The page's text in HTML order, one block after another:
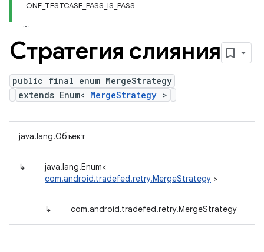
ONE_TESTCASE_PASS_IS_PASS
Стратегия слияния
public final enum MergeStrategy
extends Enum< MergeStrategy >
java.lang.Объект
↳
java.lang.Enum<
com.android.tradefed.retry.MergeStrategy >
↳ com.android.tradefed.retry.MergeStrategy